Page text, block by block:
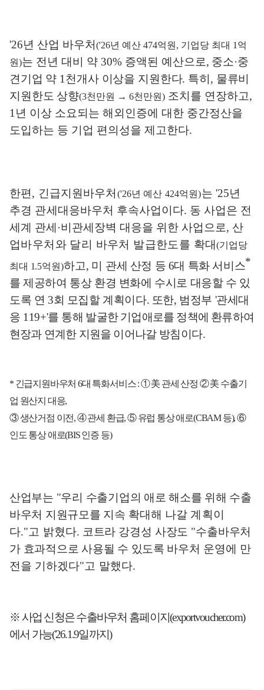
'26년 산업 바우처 ('26년 예산 474억원, 기업당 최대 1억
원)는 전년 대비 약 30% 증액된 예산으로, 중소·중
견기업 약 1천개사 이상을 지원한다. 특히 , 물류비
지원한도 상향(3천만원 →6천만원) 조치를 연장하고,
1년 이상 소요되는 해외인증에 대한 중간정산을
도입하는 등 기업 편의성을 제고한다.
한편, 긴급지원바우처 ('26년 예산 424억원)는 '25년
추경 관세대응바우처 후속사업이다. 동 사업은 전
세계 관세 ·비관세장벽 대응을 위한 사업으로, 산
업바우처와 달리 바우처 발급한도를 확대(기업당
최대 1.5억원)하고, 미 관세 산정 등 6대 특화 서비스*
를 제공하여 통상 환경 변화에 수시로 대응할 수 있
도록 연 3회 모집할 계획이다. 또한, 범정부 '관세대
응 119+'를 통해 발굴한 기업애로를 정책에 환류하여
현장과 연계한 지원을 이어나갈 방침이다.
* 긴급지원바우처6대 특화서비스:①美 관세 산정 ②美 수출기
업 원산지 대응,
③생산거점 이전,④관세 환급,⑤유럽 통상 애로(CBAM등),⑥
인도 통상 애로(BIS인증 등)
산업부는 "우리 수출기업의 애로 해소를 위해 수출
바우처 지원규모를 지속 확대해 나갈 계획이
다."고 밝혔다. 코트라 강경성 사장도 "수출바우처
가 효과적으로 사용될 수 있도록 바우처 운영에 만
전을 기하겠다"고 말했다.
※ 사업 신청은 수출바우처 홈페이지(exportvoucher.com)
에서 가능('26.1.9일까지)